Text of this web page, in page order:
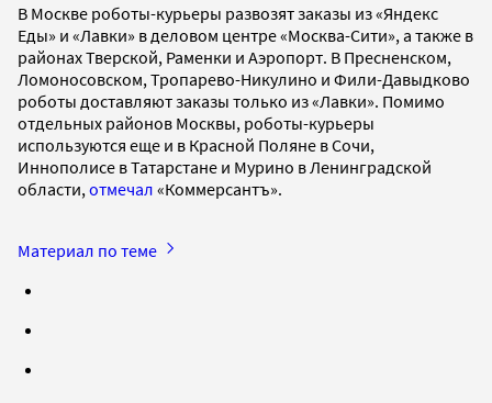
В Москве роботы-курьеры развозят заказы из «Яндекс
Еды» и «Лавки» в деловом центре «Москва-Сити», а также в
районах Тверской, Раменки и Аэропорт. В Пресненском,
Ломоносовском, Тропарево-Никулино и Фили-Давыдково
роботы доставляют заказы только из «Лавки». Помимо
отдельных районов Москвы, роботы-курьеры
используются еще и в Красной Поляне в Сочи,
Иннополисе в Татарстане и Мурино в Ленинградской
области, отмечал «Коммерсантъ».
Материал по теме